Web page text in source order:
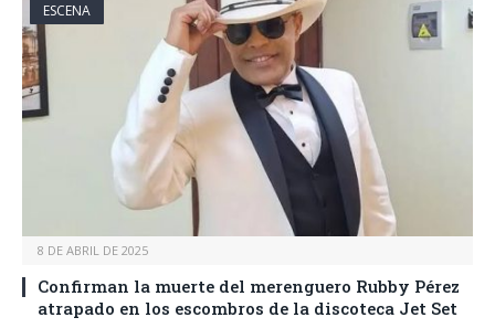
ESCENA
8 DE ABRIL DE 2025
Confirman la muerte del merenguero Rubby Pérez
atrapado en los escombros de la discoteca Jet Set